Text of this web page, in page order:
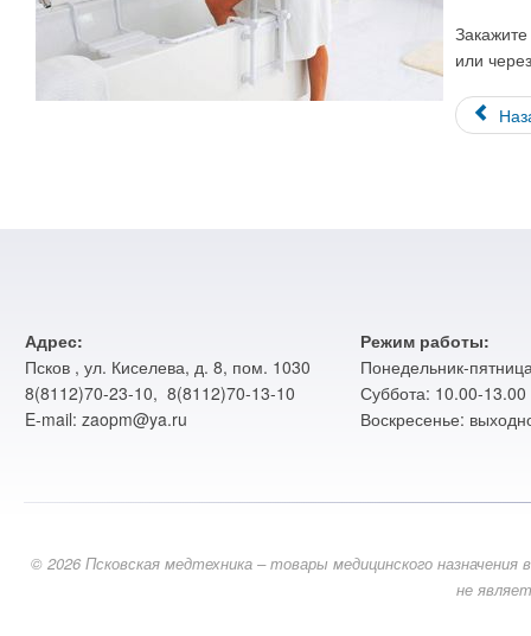
или
Адрес:
Псков , ул. Киселева, д. 8, пом. 1030
8(8112)70-23-10, 8(8112)70-13-10
E-mail: zaopm@ya.ru
Режим работы:
Понедельник-
Суббота: 10.00-13.00
Воскресенье:
© 2026 Псковская медтехника – товары медицинского
не